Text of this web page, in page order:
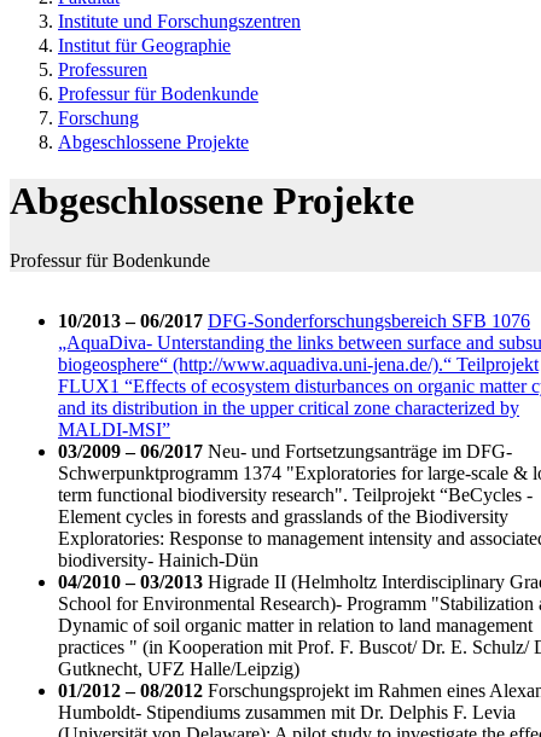
Institute und Forschungszentren
Institut für Geographie
Professuren
Professur für Bodenkunde
Forschung
Abgeschlossene Projekte
Abgeschlossene Projekte
Professur für Bodenkunde
10/2013 – 06/2017 DFG-Sonderforschungsbereich SFB 1076
„AquaDiva- Unterstanding the links between surface and
biogeosphere“ (http://www.aquadiva.uni-jena.de/).“ Teilprojekt
FLUX1 “Effects of ecosystem disturbances on organic matter
and its distribution in the upper critical zone characterized by
MALDI-MSI”
03/2009 – 06/2017 Neu- und Fortsetzungsanträge im DFG-
Schwerpunktprogramm 1374 "Exploratories for large-scale &
term functional biodiversity research". Teilprojekt “BeCycles -
Element cycles in forests and grasslands of the Biodiversity
Exploratories: Response to management intensity and
biodiversity- Hainich-Dün
04/2010 – 03/2013 Higrade II (Helmholtz Interdisciplinary
School for Environmental Research)- Programm "Stabilization
Dynamic of soil organic matter in relation to land management
practices " (in Kooperation mit Prof. F. Buscot/ Dr. E. Schulz/
Gutknecht, UFZ Halle/Leipzig)
01/2012 – 08/2012 Forschungsprojekt im Rahmen eines
Humboldt- Stipendiums zusammen mit Dr. Delphis F. Levia